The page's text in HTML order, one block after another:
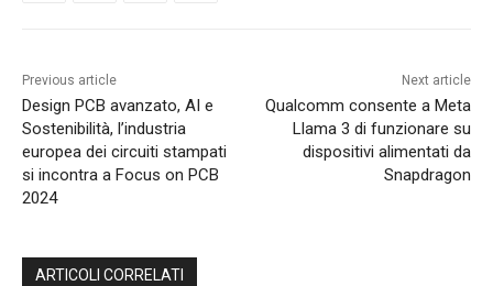
Previous article
Design PCB avanzato, AI e
Sostenibilità, l’industria
europea dei circuiti stampati
si incontra a Focus on PCB
2024
Next article
Qualcomm consente a Meta
Llama 3 di funzionare su
dispositivi alimentati da
Snapdragon
ARTICOLI CORRELATI